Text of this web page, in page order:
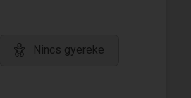
Nincs gyereke